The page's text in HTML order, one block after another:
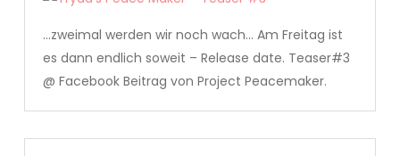
…zweimal werden wir noch wach… Am Freitag ist
es dann endlich soweit – Release date. Teaser#3
@ Facebook Beitrag von Project Peacemaker.